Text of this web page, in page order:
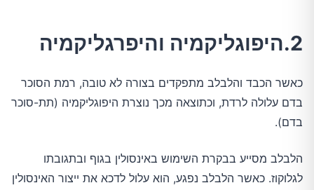
2.היפוגליקמיה והיפרגליקמיה
כאשר הכבד והלבלב מתפקדים בצורה לא טובה, רמת הסוכר
בדם עלולה לרדת, וכתוצאה מכך נוצרת היפוגליקמיה (תת-סוכר
בדם).
הלבלב מסייע בבקרת השימוש באינסולין בגוף ובתגובתו
לגלוקוז. כאשר הלבלב נפגע, הוא עלול לדכא את ייצור האינסולין